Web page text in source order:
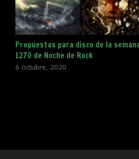
Propuestas para disco de la
1270 de Noche de Rock
6 octubre, 2020